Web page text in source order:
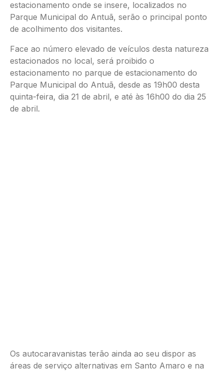
estacionamento onde se insere, localizados no
Parque Municipal do Antuã, serão o principal ponto
de acolhimento dos visitantes.
Face ao número elevado de veículos desta natureza
estacionados no local, será proibido o
estacionamento no parque de estacionamento do
Parque Municipal do Antuã, desde as 19h00 desta
quinta-feira, dia 21 de abril, e até às 16h00 do dia 25
de abril.
Os autocaravanistas terão ainda ao seu dispor as
áreas de serviço alternativas em Santo Amaro e na